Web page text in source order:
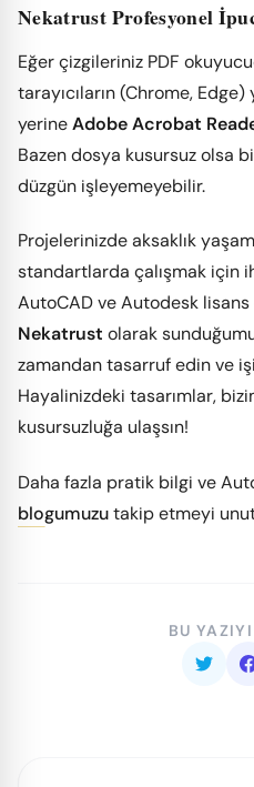
Nekatrust Profesyonel
Eğer çizgileriniz PDF
tarayıcıların (Chrome,
yerineAdobe Acrobat
Bazen dosya kusursuz olsa
düzgün işleyemeyebilir.
Projelerinizde aksaklık
standartlarda çalışmak için
AutoCAD ve Autodesk lisans
Nekatrust olarak
zamandan tasarruf edin ve
Hayalinizdeki tasarımlar,
kusursuzluğa ulaşsın!
Daha fazla pratik bilgi ve
blogumuzutakip etmeyi
BU